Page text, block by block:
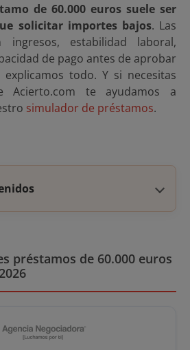
de 60.000 euros suele ser
solicitar importes bajos. Las
ingresos, estabilidad laboral,
de pago antes de aprobar
todo. Y si necesitas
Acierto.com te ayudamos a
simulador de préstamos.
préstamos de 60.000 euros